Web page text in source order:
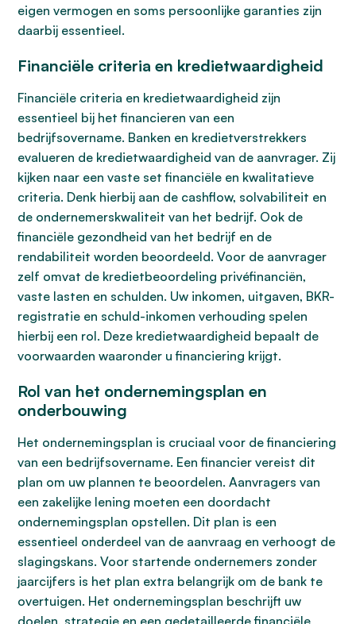
eigen vermogen en soms persoonlijke garanties zijn
daarbij essentieel.
Financiële criteria en kredietwaardigheid
Financiële criteria en kredietwaardigheid zijn
essentieel bij het financieren van een
bedrijfsovername. Banken en kredietverstrekkers
evalueren de kredietwaardigheid van de aanvrager. Zij
kijken naar een vaste set financiële en kwalitatieve
criteria. Denk hierbij aan de cashflow, solvabiliteit en
de ondernemerskwaliteit van het bedrijf. Ook de
financiële gezondheid van het bedrijf en de
rendabiliteit worden beoordeeld. Voor de aanvrager
zelf omvat de kredietbeoordeling privéfinanciën,
vaste lasten en schulden. Uw inkomen, uitgaven, BKR-
registratie en schuld-inkomen verhouding spelen
hierbij een rol. Deze kredietwaardigheid bepaalt de
voorwaarden waaronder u financiering krijgt.
Rol van het ondernemingsplan en
onderbouwing
Het ondernemingsplan is cruciaal voor de financiering
van een bedrijfsovername. Een financier vereist dit
plan om uw plannen te beoordelen. Aanvragers van
een zakelijke lening moeten een doordacht
ondernemingsplan opstellen. Dit plan is een
essentieel onderdeel van de aanvraag en verhoogt de
slagingskans. Voor startende ondernemers zonder
jaarcijfers is het plan extra belangrijk om de bank te
overtuigen. Het ondernemingsplan beschrijft uw
doelen, strategie en een gedetailleerde financiële